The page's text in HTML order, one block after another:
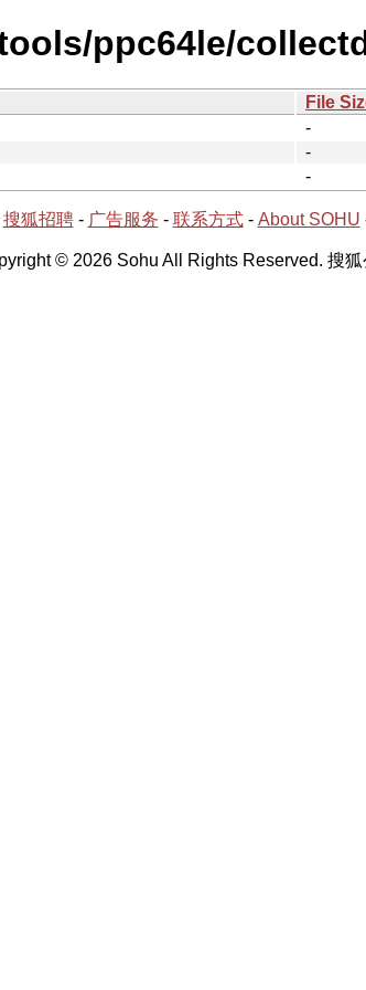
ppc64le/
File
-
-
-
搜狐招聘- 广告服务 - 联系方式- About SOHU
© 2026 Sohu All Rights Reserved. 搜狐